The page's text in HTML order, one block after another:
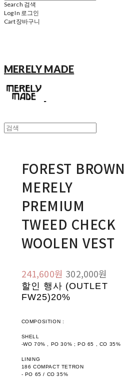
Search 검색
Log In 로그인
Cart장바구니
MERELY MADE
FOREST BROWN
MERELY
PREMIUM
TWEED CHECK
WOOLEN VEST
241,600원 302,000원
할인 행사 (OUTLET
FW25)20%
COMPOSITION :
SHELL
-WO 70% , PO 30% ; PO 65 , CO 35%
LINING
186 COMPACT TETRON
- PO 65 / CO 35%